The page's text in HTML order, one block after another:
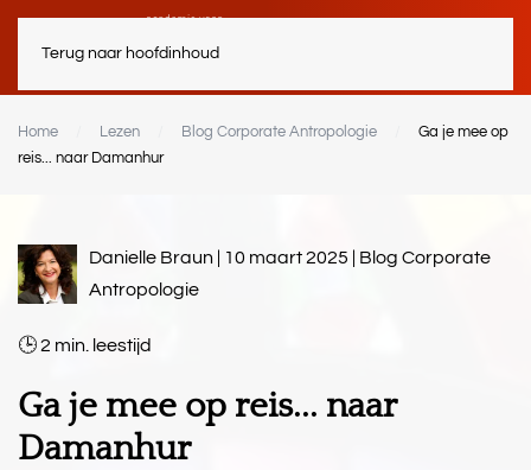
Terug naar hoofdinhoud
Home Lezen Blog Corporate Antropologie
Ga je mee op
reis... naar Damanhur
Danielle Braun | 10 maart 2025 | Blog Corporate
Antropologie
2 min.
Ga je mee op reis... naar
Damanhur